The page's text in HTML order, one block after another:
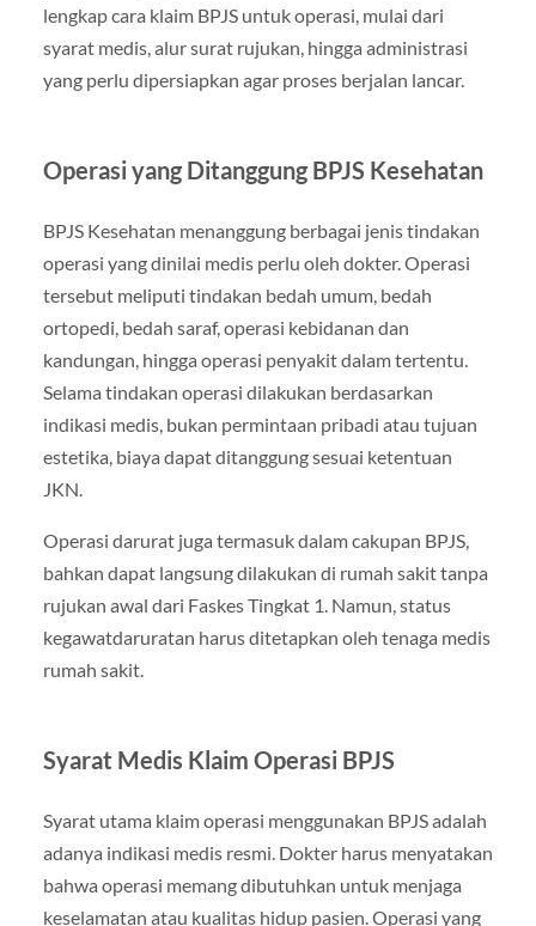
lengkap cara klaim BPJS untuk operasi, mulai dari
syarat medis, alur surat rujukan, hingga administrasi
yang perlu dipersiapkan agar proses berjalan lancar.
Operasi yang Ditanggung BPJS Kesehatan
BPJS Kesehatan menanggung berbagai jenis tindakan
operasi yang dinilai medis perlu oleh dokter. Operasi
tersebut meliputi tindakan bedah umum, bedah
ortopedi, bedah saraf, operasi kebidanan dan
kandungan, hingga operasi penyakit dalam tertentu.
Selama tindakan operasi dilakukan berdasarkan
indikasi medis, bukan permintaan pribadi atau tujuan
estetika, biaya dapat ditanggung sesuai ketentuan
JKN.
Operasi darurat juga termasuk dalam cakupan BPJS,
bahkan dapat langsung dilakukan di rumah sakit tanpa
rujukan awal dari Faskes Tingkat 1. Namun, status
kegawatdaruratan harus ditetapkan oleh tenaga medis
rumah sakit.
Syarat Medis Klaim Operasi BPJS
Syarat utama klaim operasi menggunakan BPJS adalah
adanya indikasi medis resmi. Dokter harus menyatakan
bahwa operasi memang dibutuhkan untuk menjaga
keselamatan atau kualitas hidup pasien. Operasi yang